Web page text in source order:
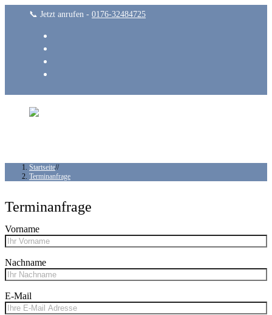
📞 Jetzt anrufen - 0176-32484725
Startseite//
Terminanfrage
Terminanfrage
Vorname
Nachname
Bitte lasse dieses Feld leer.
Bitte lasse dieses Feld leer.
Bitte lasse dieses Feld leer.
Bitte lasse dieses Feld leer.
E-Mail